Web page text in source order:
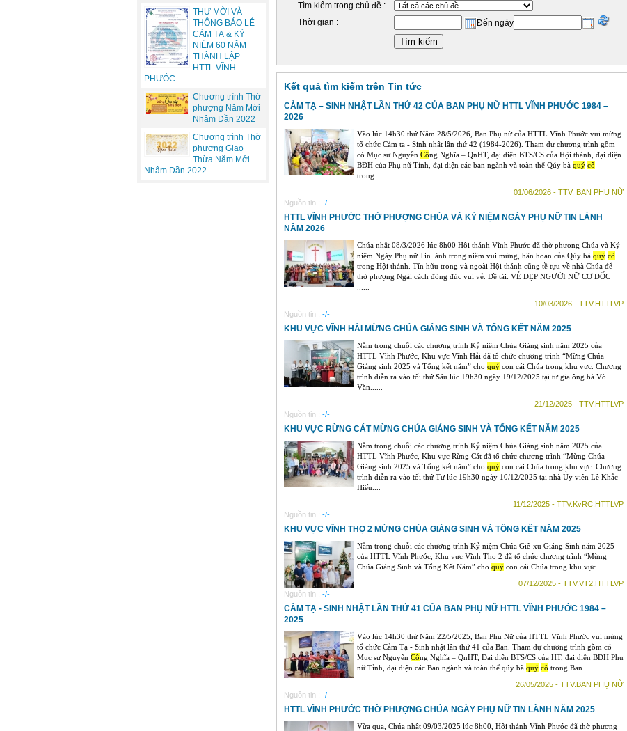
THƯ MỜI VÀ
THÔNG BÁO LỄ
CẢM TẠ & KỶ
NIỆM 60 NĂM
THÀNH LẬP
HTTL VĨNH
PHƯÓC
Chương trình Thờ
phượng Năm Mới
Nhâm Dần 2022
Chương trình Thờ
phượng Giao
Thừa Năm Mới
Nhâm Dần 2022
Tìm kiếm trong chủ đề :
Thời gian :
Đến ngày
Kết quả tìm kiếm trên Tin tức
CẢM TẠ – SINH NHẬT LẦN THỨ 42 CỦA BAN PHỤ NỮ HTTL VĨNH PHƯỚC 1984 –
2026
Vào lúc 14h30 thứ Năm 28/5/2026, Ban Phụ nữ của HTTL Vĩnh Phước vui mừng
tổ chức Cảm tạ - Sinh nhật lần thứ 42 (1984-2026). Tham dự chương trình gồm
có Mục sư Nguyễn Công Nghĩa – QnHT, đại diện BTS/CS của Hội thánh, đại diện
BĐH của Phụ nữ Tỉnh, đại diện các ban ngành và toàn thể Qúy bà quý cô
trong......
01/06/2026 - TTV. BAN PHỤ NỮ
Nguồn tin : -/-
HTTL VĨNH PHƯỚC THỜ PHƯỢNG CHÚA VÀ KỶ NIỆM NGÀY PHỤ NỮ TIN LÀNH
NĂM 2026
Chúa nhật 08/3/2026 lúc 8h00 Hội thánh Vĩnh Phước đã thờ phượng Chúa và Kỷ
niệm Ngày Phụ nữ Tin lành trong niềm vui mừng, hân hoan của Qúy bà quý cô
trong Hội thánh. Tín hữu trong và ngoài Hội thánh cũng tề tựu về nhà Chúa để
thờ phượng Ngài cách đông đúc vui vẻ. Đề tài: VẺ ĐẸP NGƯỜI NỮ CƠ ĐỐC
10/03/2026 - TTV.HTTLVP
Nguồn tin : -/-
KHU VỰC VĨNH HẢI MỪNG CHÚA GIÁNG SINH VÀ TỔNG KẾT NĂM 2025
Nằm trong chuỗi các chương trình Kỷ niệm Chúa Giáng sinh năm 2025 của
HTTL Vĩnh Phước, Khu vực Vĩnh Hải đã tổ chức chương trình “Mừng Chúa
Giáng sinh 2025 và Tổng kết năm” cho quý con cái Chúa trong khu vực. Chương
trình diễn ra vào tối thứ Sáu lúc 19h30 ngày 19/12/2025 tại tư gia ông bà Võ
Văn......
21/12/2025 - TTV.HTTLVP
Nguồn tin : -/-
KHU VỰC RỪNG CÁT MỪNG CHÚA GIÁNG SINH VÀ TỔNG KẾT NĂM 2025
Nằm trong chuỗi các chương trình Kỷ niệm Chúa Giáng sinh năm 2025 của
HTTL Vĩnh Phước, Khu vực Rừng Cát đã tổ chức chương trình “Mừng Chúa
Giáng sinh 2025 và Tổng kết năm” cho quý con cái Chúa trong khu vực. Chương
trình diễn ra vào tối thứ Tư lúc 19h30 ngày 10/12/2025 tại nhà Ủy viên Lê Khắc
Hiếu....
11/12/2025 - TTV.KvRC.HTTLVP
Nguồn tin : -/-
KHU VỰC VĨNH THỌ 2 MỪNG CHÚA GIÁNG SINH VÀ TỔNG KẾT NĂM 2025
Nằm trong chuỗi các chương trình Kỷ niệm Chúa Giê-xu Giáng Sinh năm 2025
của HTTL Vĩnh Phước, Khu vực Vĩnh Thọ 2 đã tổ chức chương trình “Mừng
Chúa Giáng Sinh và Tổng Kết Năm” cho quý con cái Chúa trong khu vực....
07/12/2025 - TTV.VT2.HTTLVP
Nguồn tin : -/-
CẢM TẠ - SINH NHẬT LẦN THỨ 41 CỦA BAN PHỤ NỮ HTTL VĨNH PHƯỚC 1984 –
2025
Vào lúc 14h30 thứ Năm 22/5/2025, Ban Phụ Nữ của HTTL Vĩnh Phước vui mừng
tổ chức Cảm Tạ - Sinh nhật lần thứ 41 của Ban. Tham dự chương trình gồm có
Mục sư Nguyễn Công Nghĩa – QnHT, Đại diện BTS/CS của HT, đại diện BĐH Phụ
nữ Tỉnh, đại diện các Ban ngành và toàn thể qúy bà quý cô trong Ban. ......
26/05/2025 - TTV.BAN PHỤ NỮ
Nguồn tin : -/-
HTTL VĨNH PHƯỚC THỜ PHƯỢNG CHÚA NGÀY PHỤ NỮ TIN LÀNH NĂM 2025
Vừa qua, Chúa nhật 09/03/2025 lúc 8h00, Hội thánh Vĩnh Phước đã thờ phượng